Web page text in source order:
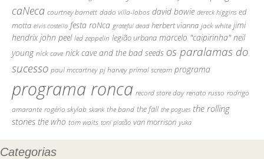
caNeca courtney barnett dado villa-lobos david bowie dereck higgins ed
motta elvis costello festa roNca grateful dead herbert vianna jack white jimi
hendrix john peel led zeppelin legião urbana marcelo "caipirinha" neil
young nick cave nick cave and the bad seeds os paralamas do
sucesso paul mccartney pj harvey primal scream programa
programa ronca record store day renato russo rodrigo
amarante rogério skylab skank the band the fall the pogues the rolling
stones the who tom waits toni platão van morrison yuka
Categorias